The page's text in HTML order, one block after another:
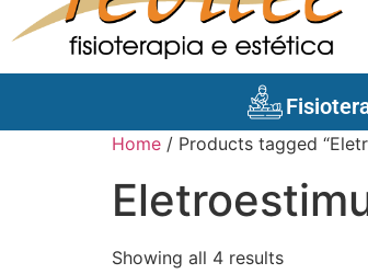
Home / Products tagged
Showing all 4 results